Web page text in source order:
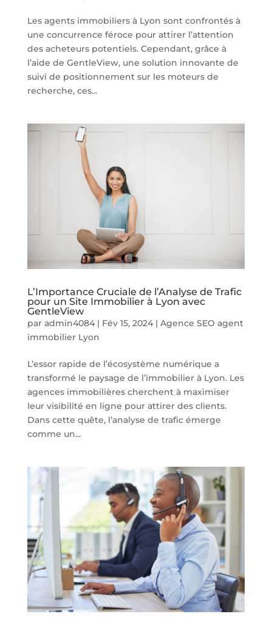
Les agents immobiliers à Lyon sont confrontés à
une concurrence féroce pour attirer l’attention
des acheteurs potentiels. Cependant, grâce à
l’aide de GentleView, une solution innovante de
suivi de positionnement sur les moteurs de
recherche, ces...
L’Importance Cruciale de l’Analyse de Trafic
pour un Site Immobilier à Lyon avec
GentleView
par admin4084| Fév 15, 2024| Agence SEO agent
immobilier Lyon
L’essor rapide de l’écosystème numérique a
transformé le paysage de l’immobilier à Lyon. Les
agences immobilières cherchent à maximiser
leur visibilité en ligne pour attirer des clients.
Dans cette quête, l’analyse de trafic émerge
comme un...